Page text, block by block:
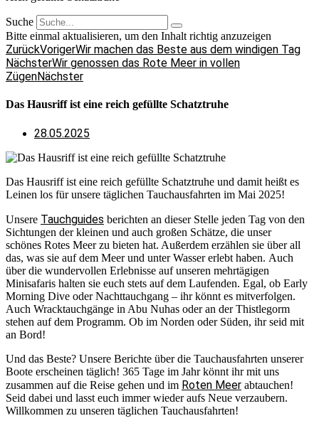
Suche
Bitte einmal aktualisieren, um den Inhalt richtig anzuzeigen
ZurückVorigerWir machen das Beste aus dem windigen Tag
NächsterWir genossen das Rote Meer in vollen
ZügenNächster
Das Hausriff ist eine reich gefüllte Schatztruhe
28.05.2025
Das Hausriff ist eine reich gefüllte Schatztruhe und damit heißt es
Leinen los für unsere täglichen Tauchausfahrten im Mai 2025!
Unsere Tauchguides berichten an dieser Stelle jeden Tag von den
Sichtungen der kleinen und auch großen Schätze, die unser
schönes Rotes Meer zu bieten hat. Außerdem erzählen sie über all
das, was sie auf dem Meer und unter Wasser erlebt haben. Auch
über die wundervollen Erlebnisse auf unseren mehrtägigen
Minisafaris halten sie euch stets auf dem Laufenden. Egal, ob Early
Morning Dive oder Nachttauchgang – ihr könnt es mitverfolgen.
Auch Wracktauchgänge in Abu Nuhas oder an der Thistlegorm
stehen auf dem Programm. Ob im Norden oder Süden, ihr seid mit
an Bord!
Und das Beste? Unsere Berichte über die Tauchausfahrten unserer
Boote erscheinen täglich! 365 Tage im Jahr könnt ihr mit uns
zusammen auf die Reise gehen und im Roten Meer abtauchen!
Seid dabei und lasst euch immer wieder aufs Neue verzaubern.
Willkommen zu unseren täglichen Tauchausfahrten!